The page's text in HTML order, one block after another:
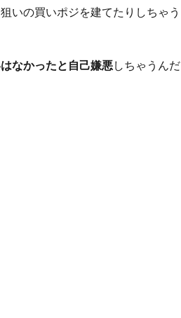
いの買いポジを建てたりしちゃう
なかったと自己嫌悪しちゃうんだ